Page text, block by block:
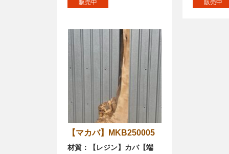
販売中 販売中
【マカバ】MKB250005
材質：【レジン】カバ【端